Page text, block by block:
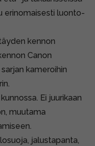
erinomaisesti luonto-
kennon
Canon
kameroihin
Ei juurikaan
muutama
jalustapanta,